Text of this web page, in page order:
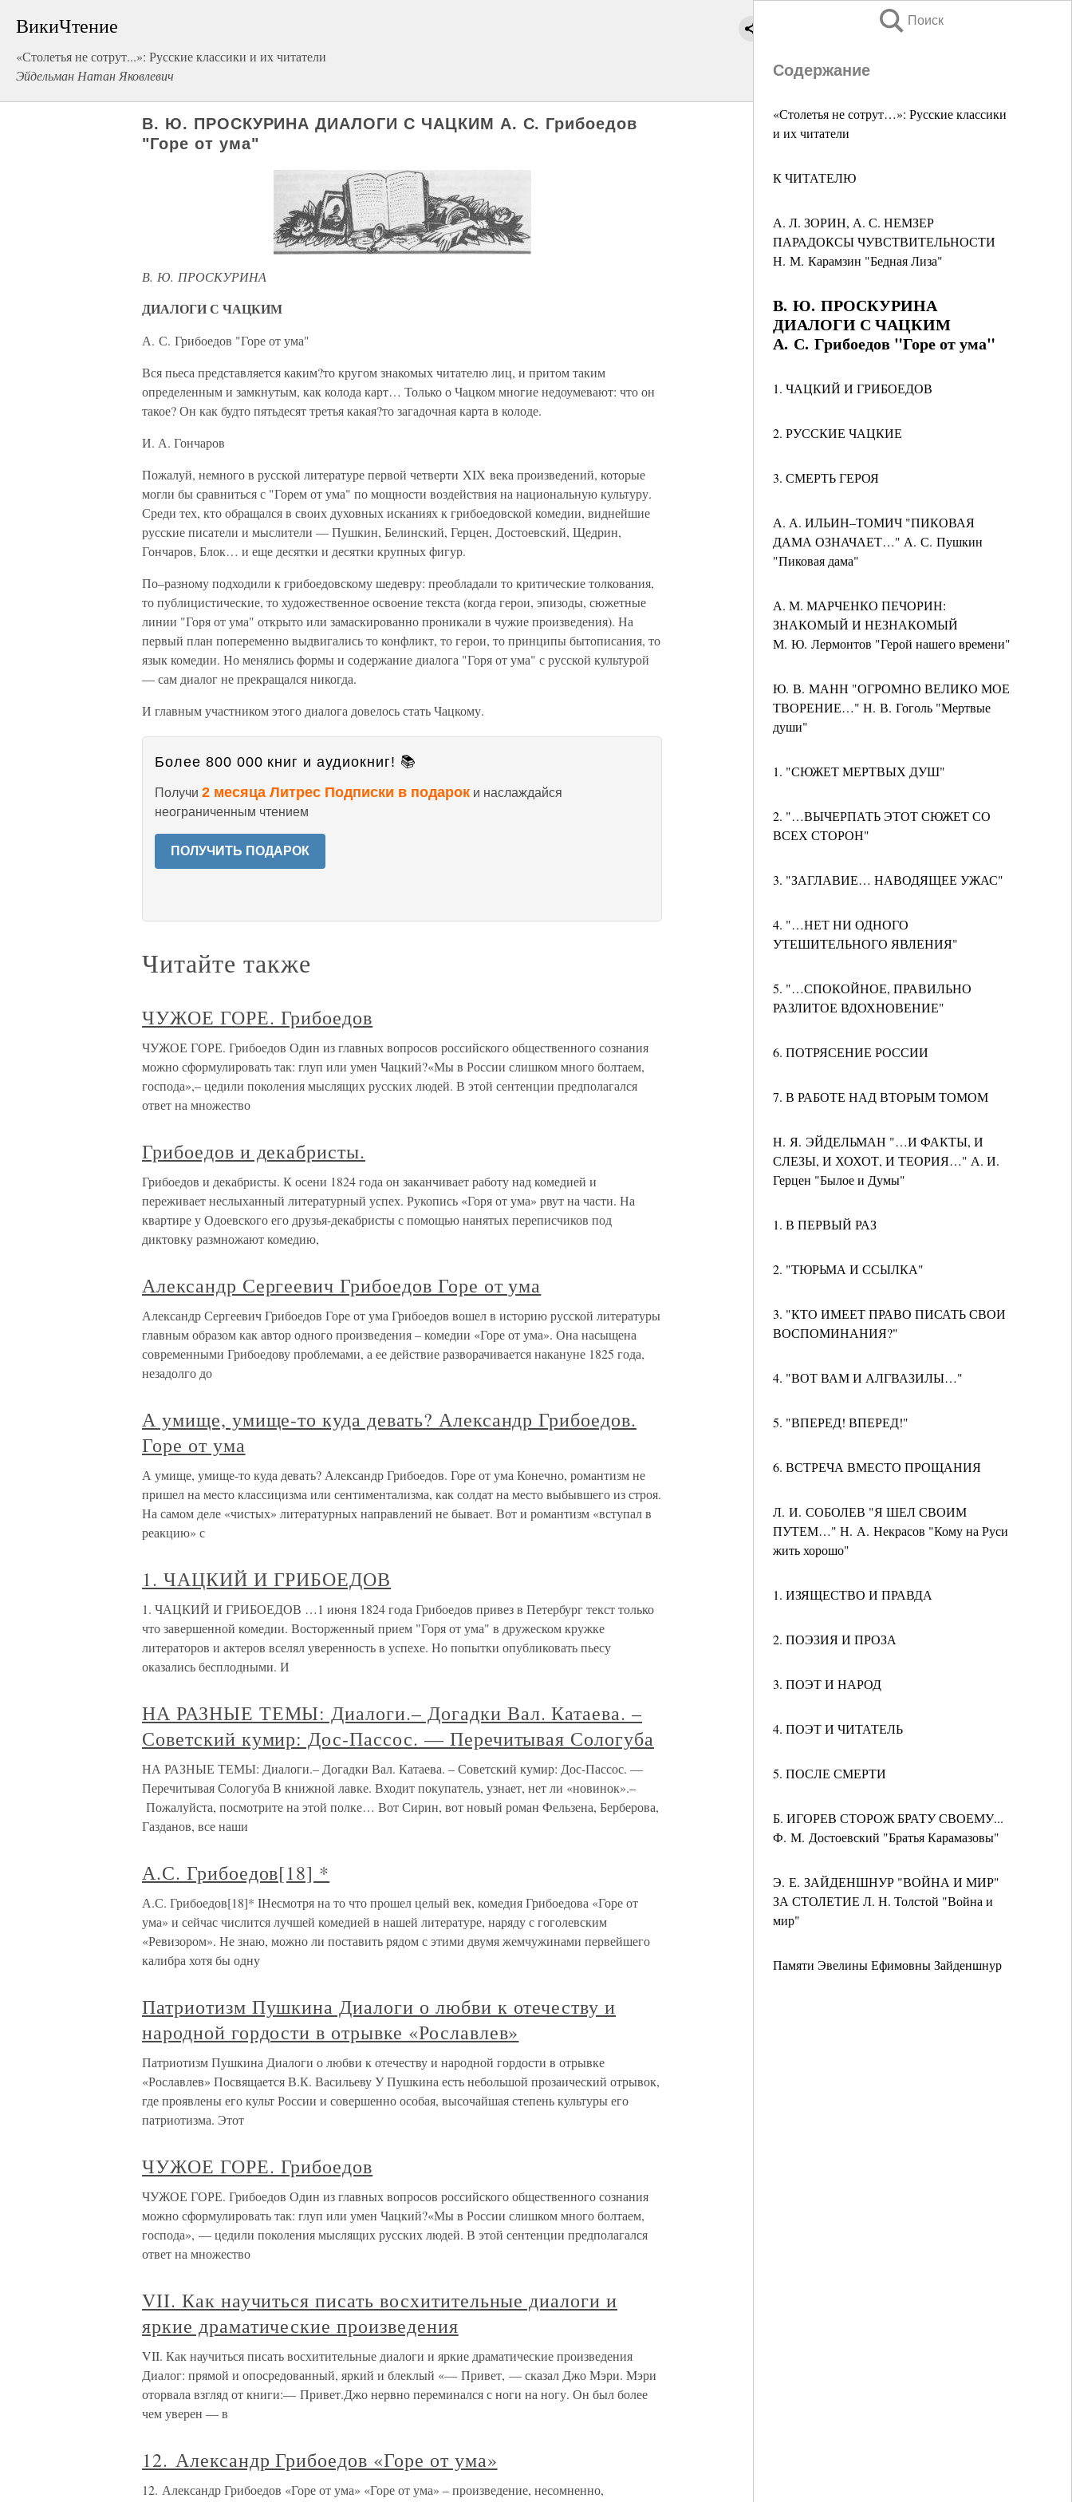
ВикиЧтение
«Столетья не сотрут...»: Русские классики и их читатели
Эйдельман Натан Яковлевич
Поиск
Содержание
«Столетья не сотрут…»: Русские классики
и их читатели
К ЧИТАТЕЛЮ
А. Л. ЗОРИН, А. С. НЕМЗЕР
ПАРАДОКСЫ ЧУВСТВИТЕЛЬНОСТИ
Н. М. Карамзин "Бедная Лиза"
В. Ю. ПРОСКУРИНА
ДИАЛОГИ С ЧАЦКИМ
А. С. Грибоедов "Горе от ума"
1. ЧАЦКИЙ И ГРИБОЕДОВ
2. РУССКИЕ ЧАЦКИЕ
3. СМЕРТЬ ГЕРОЯ
А. А. ИЛЬИН–ТОМИЧ "ПИКОВАЯ
ДАМА ОЗНАЧАЕТ…" А. С. Пушкин
"Пиковая дама"
А. М. МАРЧЕНКО ПЕЧОРИН:
ЗНАКОМЫЙ И НЕЗНАКОМЫЙ
М. Ю. Лермонтов "Герой нашего времени"
Ю. В. МАНН "ОГРОМНО ВЕЛИКО МОЕ
ТВОРЕНИЕ…" Н. В. Гоголь "Мертвые
души"
1. "СЮЖЕТ МЕРТВЫХ ДУШ"
2. "…ВЫЧЕРПАТЬ ЭТОТ СЮЖЕТ СО
ВСЕХ СТОРОН"
3. "ЗАГЛАВИЕ… НАВОДЯЩЕЕ УЖАС"
4. "…НЕТ НИ ОДНОГО
УТЕШИТЕЛЬНОГО ЯВЛЕНИЯ"
5. "…СПОКОЙНОЕ, ПРАВИЛЬНО
РАЗЛИТОЕ ВДОХНОВЕНИЕ"
6. ПОТРЯСЕНИЕ РОССИИ
7. В РАБОТЕ НАД ВТОРЫМ ТОМОМ
Н. Я. ЭЙДЕЛЬМАН "…И ФАКТЫ, И
СЛЕЗЫ, И ХОХОТ, И ТЕОРИЯ…" А. И.
Герцен "Былое и Думы"
1. В ПЕРВЫЙ РАЗ
2. "ТЮРЬМА И ССЫЛКА"
3. "КТО ИМЕЕТ ПРАВО ПИСАТЬ СВОИ
ВОСПОМИНАНИЯ?"
4. "ВОТ ВАМ И АЛГВАЗИЛЫ…"
5. "ВПЕРЕД! ВПЕРЕД!"
6. ВСТРЕЧА ВМЕСТО ПРОЩАНИЯ
Л. И. СОБОЛЕВ "Я ШЕЛ СВОИМ
ПУТЕМ…" Н. А. Некрасов "Кому на Руси
жить хорошо"
1. ИЗЯЩЕСТВО И ПРАВДА
2. ПОЭЗИЯ И ПРОЗА
3. ПОЭТ И НАРОД
4. ПОЭТ И ЧИТАТЕЛЬ
5. ПОСЛЕ СМЕРТИ
Б. ИГОРЕВ СТОРОЖ БРАТУ СВОЕМУ...
Ф. М. Достоевский "Братья Карамазовы"
Э. Е. ЗАЙДЕНШНУР "ВОЙНА И МИР"
ЗА СТОЛЕТИЕ Л. Н. Толстой "Война и
мир"
Памяти Эвелины Ефимовны Зайденшнур
В. Ю. ПРОСКУРИНА ДИАЛОГИ С ЧАЦКИМ А. С. Грибоедов
"Горе от ума"
В. Ю. ПРОСКУРИНА
ДИАЛОГИ С ЧАЦКИМ
А. С. Грибоедов "Горе от ума"
Вся пьеса представляется каким?то кругом знакомых читателю лиц, и притом таким
определенным и замкнутым, как колода карт… Только о Чацком многие недоумевают: что он
такое? Он как будто пятьдесят третья какая?то загадочная карта в колоде.
И. А. Гончаров
Пожалуй, немного в русской литературе первой четверти XIX века произведений, которые
могли бы сравниться с "Горем от ума" по мощности воздействия на национальную культуру.
Среди тех, кто обращался в своих духовных исканиях к грибоедовской комедии, виднейшие
русские писатели и мыслители — Пушкин, Белинский, Герцен, Достоевский, Щедрин,
Гончаров, Блок… и еще десятки и десятки крупных фигур.
По–разному подходили к грибоедовскому шедевру: преобладали то критические толкования,
то публицистические, то художественное освоение текста (когда герои, эпизоды, сюжетные
линии "Горя от ума" открыто или замаскированно проникали в чужие произведения). На
первый план попеременно выдвигались то конфликт, то герои, то принципы бытописания, то
язык комедии. Но менялись формы и содержание диалога "Горя от ума" с русской культурой
— сам диалог не прекращался никогда.
И главным участником этого диалога довелось стать Чацкому.
Более 800 000 книг и аудиокниг! 📚
Получи 2 месяца Литрес Подписки в подарок и наслаждайся
неограниченным чтением
ПОЛУЧИТЬ ПОДАРОК
Читайте также
ЧУЖОЕ ГОРЕ. Грибоедов
ЧУЖОЕ ГОРЕ. Грибоедов Один из главных вопросов российского общественного сознания
можно сформулировать так: глуп или умен Чацкий?«Мы в России слишком много болтаем,
господа»,– цедили поколения мыслящих русских людей. В этой сентенции предполагался
ответ на множество
Грибоедов и декабристы.
Грибоедов и декабристы. К осени 1824 года он заканчивает работу над комедией и
переживает неслыханный литературный успех. Рукопись «Горя от ума» рвут на части. На
квартире у Одоевского его друзья-декабристы с помощью нанятых переписчиков под
диктовку размножают комедию,
Александр Сергеевич Грибоедов Горе от ума
Александр Сергеевич Грибоедов Горе от ума Грибоедов вошел в историю русской литературы
главным образом как автор одного произведения – комедии «Горе от ума». Она насыщена
современными Грибоедову проблемами, а ее действие разворачивается накануне 1825 года,
незадолго до
А умище, умище-то куда девать? Александр Грибоедов.
Горе от ума
А умище, умище-то куда девать? Александр Грибоедов. Горе от ума Конечно, романтизм не
пришел на место классицизма или сентиментализма, как солдат на место выбывшего из строя.
На самом деле «чистых» литературных направлений не бывает. Вот и романтизм «вступал в
реакцию» с
1. ЧАЦКИЙ И ГРИБОЕДОВ
1. ЧАЦКИЙ И ГРИБОЕДОВ …1 июня 1824 года Грибоедов привез в Петербург текст только
что завершенной комедии. Восторженный прием "Горя от ума" в дружеском кружке
литераторов и актеров вселял уверенность в успехе. Но попытки опубликовать пьесу
оказались бесплодными. И
НА РАЗНЫЕ ТЕМЫ: Диалоги.– Догадки Вал. Катаева. –
Советский кумир: Дос-Пассос. — Перечитывая Сологуба
НА РАЗНЫЕ ТЕМЫ: Диалоги.– Догадки Вал. Катаева. – Советский кумир: Дос-Пассос. —
Перечитывая Сологуба В книжной лавке. Входит покупатель, узнает, нет ли «новинок».–
Пожалуйста, посмотрите на этой полке… Вот Сирин, вот новый роман Фельзена, Берберова,
Газданов, все наши
А.С. Грибоедов[18] *
А.С. Грибоедов[18]* IНесмотря на то что прошел целый век, комедия Грибоедова «Горе от
ума» и сейчас числится лучшей комедией в нашей литературе, наряду с гоголевским
«Ревизором». Не знаю, можно ли поставить рядом с этими двумя жемчужинами первейшего
калибра хотя бы одну
Патриотизм Пушкина Диалоги о любви к отечеству и
народной гордости в отрывке «Рославлев»
Патриотизм Пушкина Диалоги о любви к отечеству и народной гордости в отрывке
«Рославлев» Посвящается В.К. Васильеву У Пушкина есть небольшой прозаический отрывок,
где проявлены его культ России и совершенно особая, высочайшая степень культуры его
патриотизма. Этот
ЧУЖОЕ ГОРЕ. Грибоедов
ЧУЖОЕ ГОРЕ. Грибоедов Один из главных вопросов российского общественного сознания
можно сформулировать так: глуп или умен Чацкий?«Мы в России слишком много болтаем,
господа», — цедили поколения мыслящих русских людей. В этой сентенции предполагался
ответ на множество
VII. Как научиться писать восхитительные диалоги и
яркие драматические произведения
VII. Как научиться писать восхитительные диалоги и яркие драматические произведения
Диалог: прямой и опосредованный, яркий и блеклый «— Привет, — сказал Джо Мэри. Мэри
оторвала взгляд от книги:— Привет.Джо нервно переминался с ноги на ногу. Он был более
чем уверен — в
12. Александр Грибоедов «Горе от ума»
12. Александр Грибоедов «Горе от ума» «Горе от ума» – произведение, несомненно,